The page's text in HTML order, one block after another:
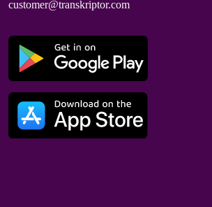
customer@transkriptor.com